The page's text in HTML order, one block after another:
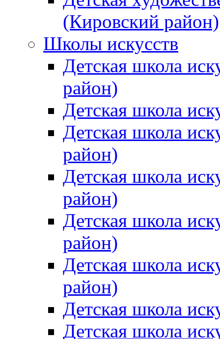
(Кировский район)
Школы искусств
Детская школа
район)
Детская школа
Детская школа
район)
Детская школа
район)
Детская школа
район)
Детская школа
район)
Детская школа
Детская школа